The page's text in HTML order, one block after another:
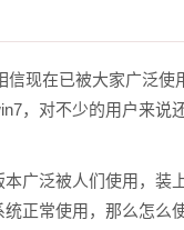
现在已被大家广泛使
，对不少的用户来
广泛被人们使用，
正常使用，那么怎